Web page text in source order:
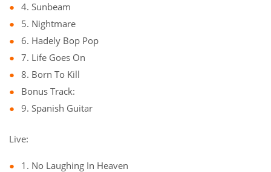
4. Sunbeam
5. Nightmare
6. Hadely Bop Pop
7. Life Goes On
8. Born To Kill
Bonus Track:
9. Spanish Guitar
Live:
1. No Laughing In Heaven